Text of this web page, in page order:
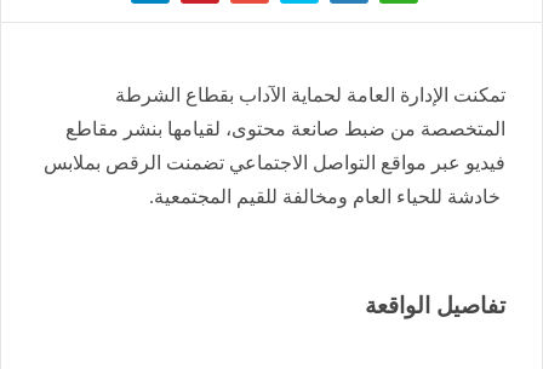
تمكنت الإدارة العامة لحماية الآداب بقطاع الشرطة
المتخصصة من ضبط صانعة محتوى، لقيامها بنشر مقاطع
فيديو عبر مواقع التواصل الاجتماعي تضمنت الرقص بملابس
خادشة للحياء العام ومخالفة للقيم المجتمعية.
تفاصيل الواقعة